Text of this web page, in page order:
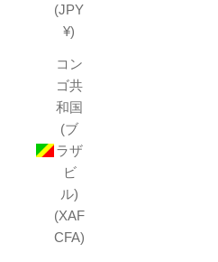
(JPY
¥)
コン
ゴ共
和国
(ブ
ラザ
ビ
ル)
(XAF
CFA)